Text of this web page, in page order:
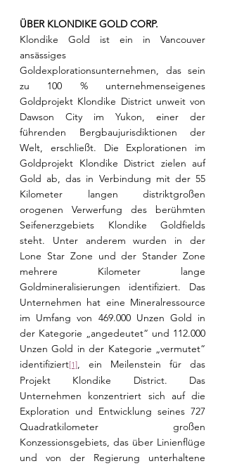
ÜBER KLONDIKE GOLD CORP.
Klondike Gold ist ein in Vancouver
ansässiges
Goldexplorationsunternehmen, das sein
zu 100 % unternehmenseigenes
Goldprojekt Klondike District unweit von
Dawson City im Yukon, einer der
führenden Bergbaujurisdiktionen der
Welt, erschließt. Die Explorationen im
Goldprojekt Klondike District zielen auf
Gold ab, das in Verbindung mit der 55
Kilometer langen distriktgroßen
orogenen Verwerfung des berühmten
Seifenerzgebiets Klondike Goldfields
steht. Unter anderem wurden in der
Lone Star Zone und der Stander Zone
mehrere Kilometer lange
Goldmineralisierungen identifiziert. Das
Unternehmen hat eine Mineralressource
im Umfang von 469.000 Unzen Gold in
der Kategorie „angedeutet“ und 112.000
Unzen Gold in der Kategorie „vermutet“
identifiziert[1], ein Meilenstein für das
Projekt Klondike District. Das
Unternehmen konzentriert sich auf die
Exploration und Entwicklung seines 727
Quadratkilometer großen
Konzessionsgebiets, das über Linienflüge
und von der Regierung unterhaltene